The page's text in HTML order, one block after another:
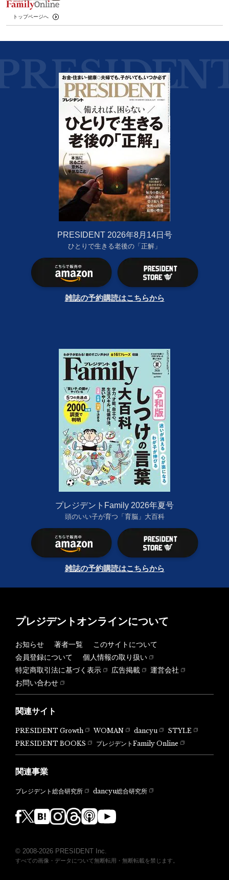
トップページへ
PRESIDENT 2026年8月14日号
ひとりで生きる老後の「正解」
雑誌の予約購読はこちらから
プレジデントFamily 2026年夏号
頭のいい子が育つ「育脳」大百科
雑誌の予約購読はこちらから
プレジデントオンラインについて
お知らせ 著者一覧
このサイトについて
会員登録について
個人情報の取り扱い
特定商取引法に基づく表示
広告掲載
運営会社
お問い合わせ
関連サイト
PRESIDENT Growth WOMAN dancyu
STYLE
PRESIDENT BOOKS
プレジデントFamily Online
関連事業
プレジデント総合研究所 dancyu総合研究所
© 2008-2026 PRESIDENT Inc.
すべての画像・データについて無断転用・無断転載を禁じます。